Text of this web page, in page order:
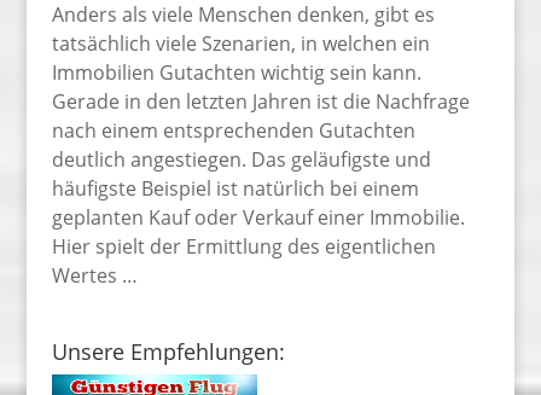
Anders als viele Menschen denken, gibt es
tatsächlich viele Szenarien, in welchen ein
Immobilien Gutachten wichtig sein kann.
Gerade in den letzten Jahren ist die Nachfrage
nach einem entsprechenden Gutachten
deutlich angestiegen. Das geläufigste und
häufigste Beispiel ist natürlich bei einem
geplanten Kauf oder Verkauf einer Immobilie.
Hier spielt der Ermittlung des eigentlichen
Wertes …
Unsere Empfehlungen: